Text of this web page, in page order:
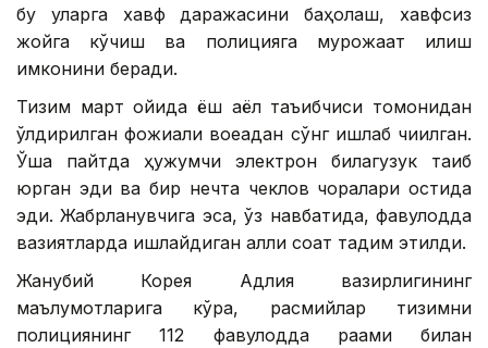
бу уларга хавф даражасини баҳолаш, хавфсиз
жойга кўчиш ва полицияга мурожаат қилиш
имконини беради.
Тизим март ойида ёш аёл таъқибчиси томонидан
ўлдирилган фожиали воқеадан сўнг ишлаб чиқилган.
Ўша пайтда ҳужумчи электрон билагузук тақиб
юрган эди ва бир нечта чеклов чоралари остида
эди. Жабрланувчига эса, ўз навбатида, фавқулодда
вазиятларда ишлайдиган ақлли соат тақдим этилди.
Жанубий Корея Адлия вазирлигининг
маълумотларига кўра, расмийлар тизимни
полициянинг 112 фавқулодда рақами билан